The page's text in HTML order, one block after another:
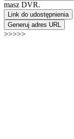
masz DVR.
Link do udostępnienia
Generuj adres URL
>>>>>